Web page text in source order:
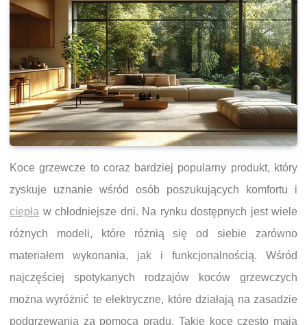
Koce grzewcze to coraz bardziej popularny produkt, który
zyskuje uznanie wśród osób poszukujących komfortu i
ciepła w chłodniejsze dni. Na rynku dostępnych jest wiele
różnych modeli, które różnią się od siebie zarówno
materiałem wykonania, jak i funkcjonalnością. Wśród
najczęściej spotykanych rodzajów koców grzewczych
można wyróżnić te elektryczne, które działają na zasadzie
podgrzewania za pomocą prądu. Takie koce często mają